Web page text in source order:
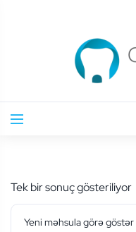
Tek bir sonuç gösteriliyor
Yeni məhsula görə göstər